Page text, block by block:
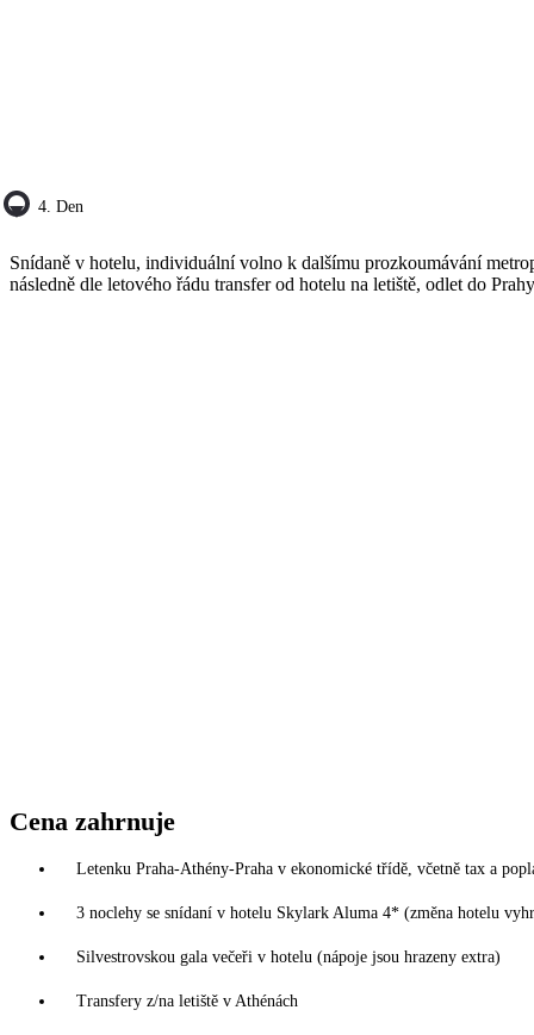
4. Den
Snídaně v hotelu, individuální volno k dalšímu prozkoumávání
následně dle letového řádu transfer od hotelu na letiště, odlet do
Cena zahrnuje
Letenku Praha-Athény-Praha v ekonomické třídě, včetně tax a
3 noclehy se snídaní v hotelu Skylark Aluma 4* (změna hotelu
Silvestrovskou gala večeři v hotelu (nápoje jsou hrazeny extra)
Transfery z/na letiště v Athénách